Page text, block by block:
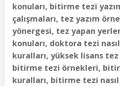
konuları, bitirme tezi
çalışmaları, tez yazım
yönergesi, tez yapan
konuları, doktora tezi
kuralları, yüksek lisans
bitirme tezi örnekleri,
kuralları, bitirme tezi